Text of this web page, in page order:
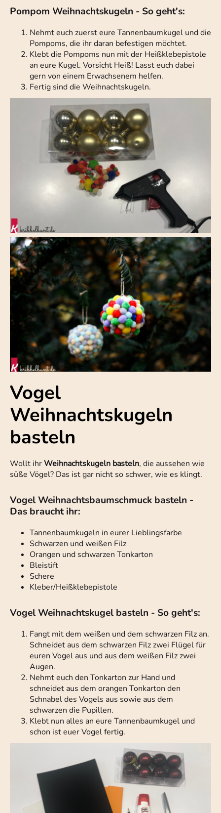
Pompom Weihnachtskugeln - So geht's:
Nehmt euch zuerst eure Tannenbaumkugel und die
Pompoms, die ihr daran befestigen möchtet.
Klebt die Pompoms nun mit der Heißklebepistole
an eure Kugel. Vorsicht Heiß! Lasst euch dabei
gern von einem Erwachsenem helfen.
Fertig sind die Weihnachtskugeln.
Vogel
Weihnachtskugeln
basteln
Wollt ihrWeihnachtskugeln basteln, die aussehen wie
süße Vögel? Das ist gar nicht so schwer, wie es klingt.
Vogel Weihnachtsbaumschmuck basteln -
Das braucht ihr:
Tannenbaumkugeln in eurer Lieblingsfarbe
Schwarzen und weißen Filz
Orangen und schwarzen Tonkarton
Bleistift
Schere
Kleber/Heißklebepistole
Vogel Weihnachtskugel basteln - So geht's:
Fangt mit dem weißen und dem schwarzen Filz an.
Schneidet aus dem schwarzen Filz zwei Flügel für
euren Vogel aus und aus dem weißen Filz zwei
Augen.
Nehmt euch den Tonkarton zur Hand und
schneidet aus dem orangen Tonkarton den
Schnabel des Vogels aus sowie aus dem
schwarzen die Pupillen.
Klebt nun alles an eure Tannenbaumkugel und
schon ist euer Vogel fertig.